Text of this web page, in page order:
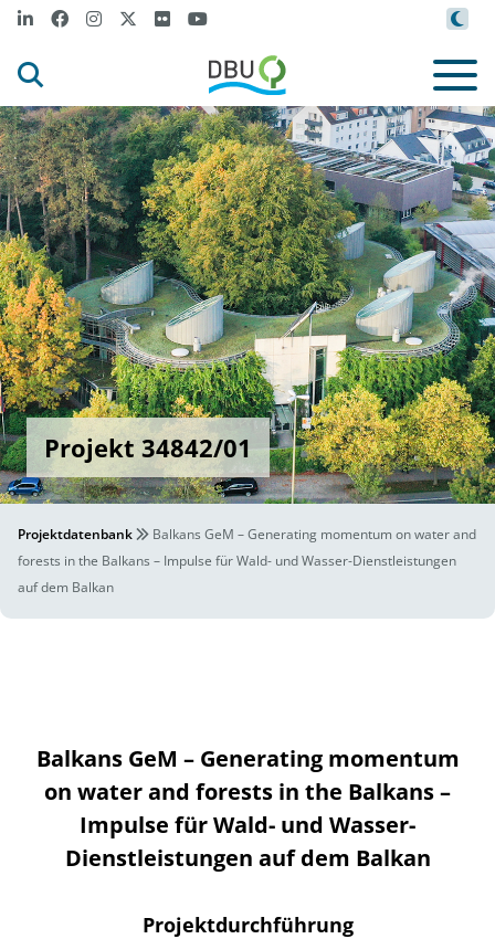
Projekt 34842/01
Projektdatenbank
Balkans GeM – Generating momentum on water and
forests in the Balkans – Impulse für Wald- und Wasser-Dienstleistungen
auf dem Balkan
Balkans GeM – Generating momentum
on water and forests in the Balkans –
Impulse für Wald- und Wasser-
Dienstleistungen auf dem Balkan
Projektdurchführung